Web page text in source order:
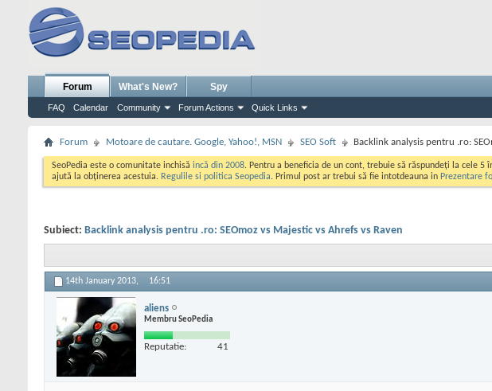
Forum
FAQ Calendar Community Forum Actions Quick Links
What's New? Spy
Forum Motoare de cautare. Google, Yahoo!, MSN SEO Soft Backlink analysis pentru .ro:
SeoPedia este o comunitate inchisă incă din 2008. Pentru a beneficia de un cont, trebuie să răspundeți la cele
ajută la obținerea acestuia. Regulile si politica Seopedia. Primul post ar trebui să fie intotdeauna in Prezentare
Subiect: Backlink analysis pentru .ro: SEOmoz vs Majestic vs Ahrefs vs Raven
14th January 2013, 16:51
aliens
Membru SeoPedia
Reputatie: 41